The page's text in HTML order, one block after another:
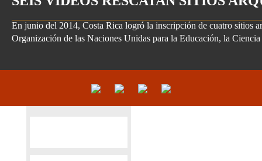
En junio del 2014, Costa Rica logró la inscripción de cuatro sitios
Organización de las Naciones Unidas para la Educación, la